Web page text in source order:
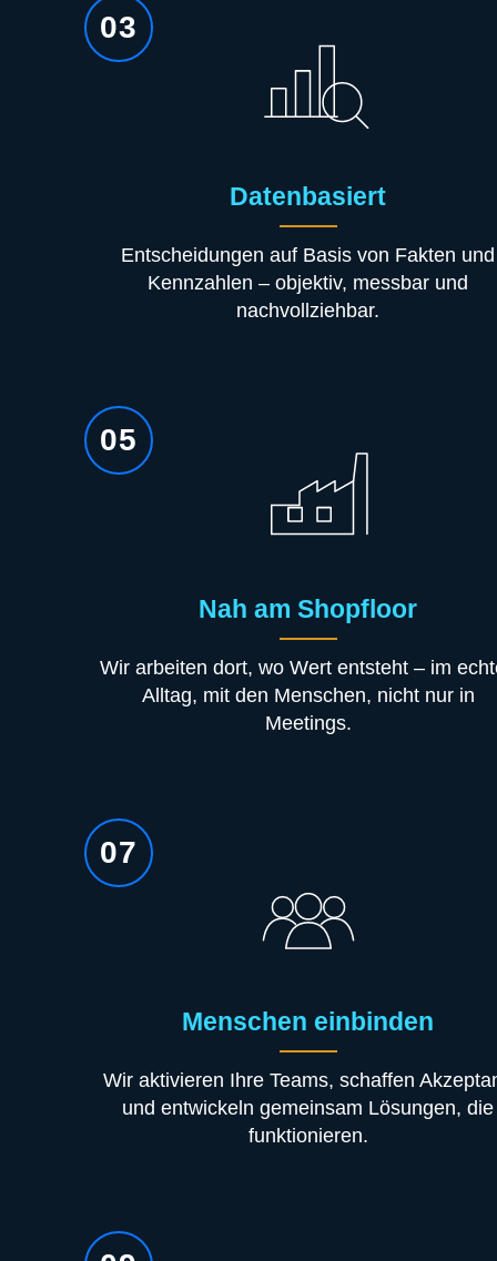
03
Datenbasiert
Entscheidungen auf Basis von Fakten und
Kennzahlen – objektiv, messbar und
nachvollziehbar.
05
Nah am Shopfloor
Wir arbeiten dort, wo Wert entsteht – im
Alltag, mit den Menschen, nicht nur in
Meetings.
07
Menschen einbinden
Wir aktivieren Ihre Teams, schaffen
und entwickeln gemeinsam Lösungen, die
funktionieren.